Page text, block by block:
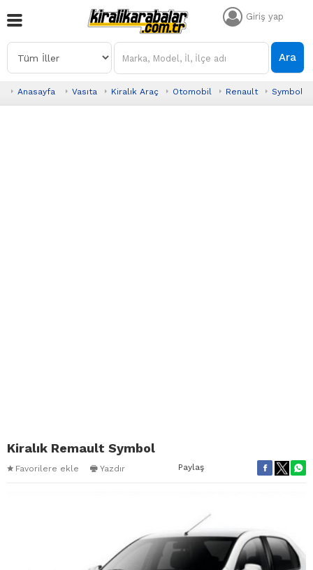
Giriş yap
Ara
Anasayfa Vasıta Kiralık Araç Otomobil Renault Symbol
Kiralık Remault Symbol
Favorilere ekle Yazdır Paylaş